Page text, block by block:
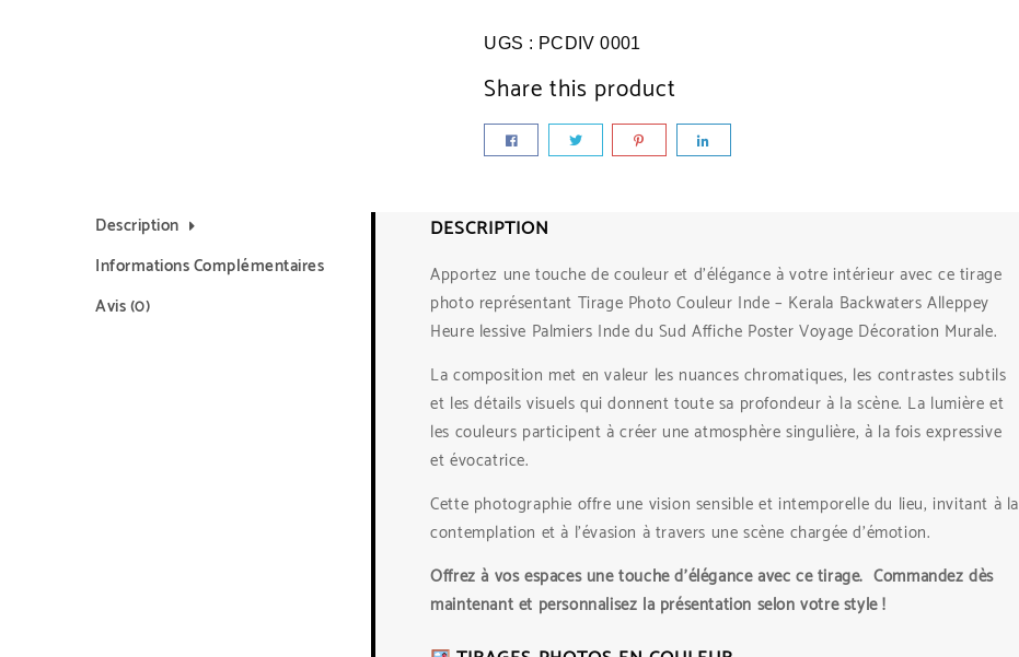
UGS : PCDIV 0001
Share this product
Description
Informations Complémentaires
Avis (0)
DESCRIPTION
Apportez une touche de couleur et d’élégance à votre intérieur avec ce tirage
photo représentant Tirage Photo Couleur Inde – Kerala Backwaters Alleppey
Heure lessive Palmiers Inde du Sud Affiche Poster Voyage Décoration Murale.
La composition met en valeur les nuances chromatiques, les contrastes subtils
et les détails visuels qui donnent toute sa profondeur à la scène. La lumière et
les couleurs participent à créer une atmosphère singulière, à la fois expressive
et évocatrice.
Cette photographie offre une vision sensible et intemporelle du lieu, invitant à la
contemplation et à l’évasion à travers une scène chargée d’émotion.
Offrez à vos espaces une touche d’élégance avec ce tirage. Commandez dès
maintenant et personnalisez la présentation selon votre style !